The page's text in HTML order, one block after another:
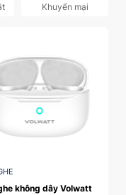
Khuyến mại
không dây Volwatt